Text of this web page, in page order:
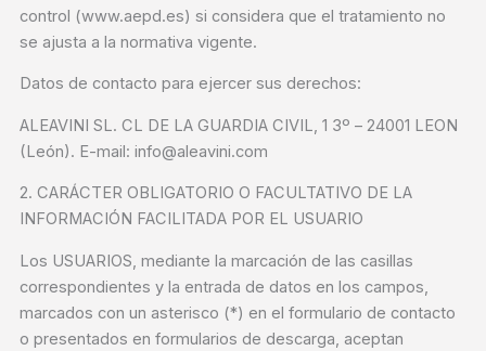
control (www.aepd.es) si considera que el tratamiento no
se ajusta a la normativa vigente.
Datos de contacto para ejercer sus derechos:
ALEAVINI SL. CL DE LA GUARDIA CIVIL, 1 3º – 24001 LEON
(León). E-mail: info@aleavini.com
2. CARÁCTER OBLIGATORIO O FACULTATIVO DE LA
INFORMACIÓN FACILITADA POR EL USUARIO
Los USUARIOS, mediante la marcación de las casillas
correspondientes y la entrada de datos en los campos,
marcados con un asterisco (*) en el formulario de contacto
o presentados en formularios de descarga, aceptan